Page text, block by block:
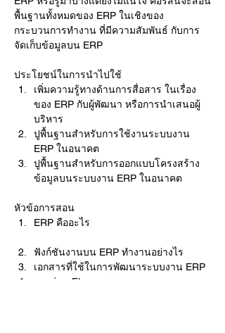
พื้นฐานทั้งหมดของ ERP ในเชิงของ
กระบวนการทำงาน ที่มีความสัมพันธ์ กับการ
จัดเก็บข้อมูลบน ERP
ประโยชน์ในการนำไปใช้
เพิ่มความรู้ทางด้านการสื่อสาร ในเรื่อง
ของ ERP กับผู้พัฒนา หรือการนำเสนอผู้
บริหาร
ปูพื้นฐานสำหรับการใช้งานระบบงาน
ERP ในอนาคต
ปูพื้นฐานสำหรับการออกแบบโครงสร้าง
ข้อมูลบนระบบงาน ERP ในอนาคต
หัวข้อการสอน
ERP คืออะไร
ฟังก์ชันงานบน ERP ทำงานอย่างไร
เอกสารที่ใช้ในการพัฒนาระบบงาน ERP
การอ่าน Flow การออกแบบ